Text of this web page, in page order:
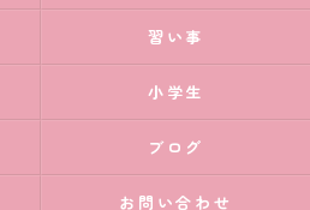
習い事
小学生
ブログ
お問い合わせ